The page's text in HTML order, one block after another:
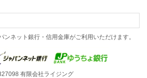
ンネット銀行・信用金庫がご利用いただけます。
有限会社ライジング